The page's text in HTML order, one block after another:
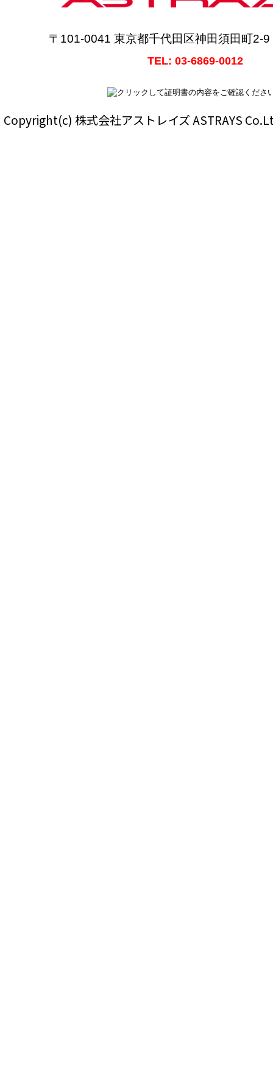
〒101-0041 東京都千代田区神田須田町
TEL: 03-6869-0012
Copyright(c) 株式会社アストレイズ ASTRAYS